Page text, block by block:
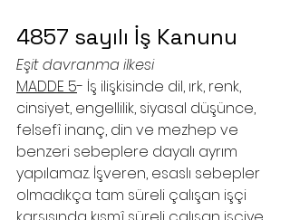
4857 sayılı İş Kanunu
Eşit davranma ilkesi
MADDE 5- İş ilişkisinde dil, ırk, renk,
cinsiyet, engellilik, siyasal düşünce,
felsefî inanç, din ve mezhep ve
benzeri sebeplere dayalı ayrım
yapılamaz. İşveren, esaslı sebepler
olmadıkça tam süreli çalışan işçi